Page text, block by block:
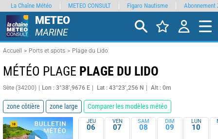
METEO
MARINE
Accueil Ports et spots Plage du Lido
MÉTÉO PLAGE PLAGE DU LIDO
Sète (34200) Lon : 3°38’,9676 E Lat : 43°23’,256 N Alt : 0m
zone côtière zone large Comparer les modèles météo
JEU
06
VEN
07
SAM
08
DIM
09
LUN
10
La Chaîne Météo METEO CONSULT Figaro Nautisme Abonnement